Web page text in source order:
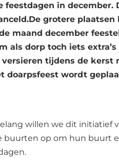
in december.
grotere plaatsen
maand december
als dorp toch iets
tijdens de kerst
doarpsfeest wordt
willen we dit initiatief
buurten op om hun buurt